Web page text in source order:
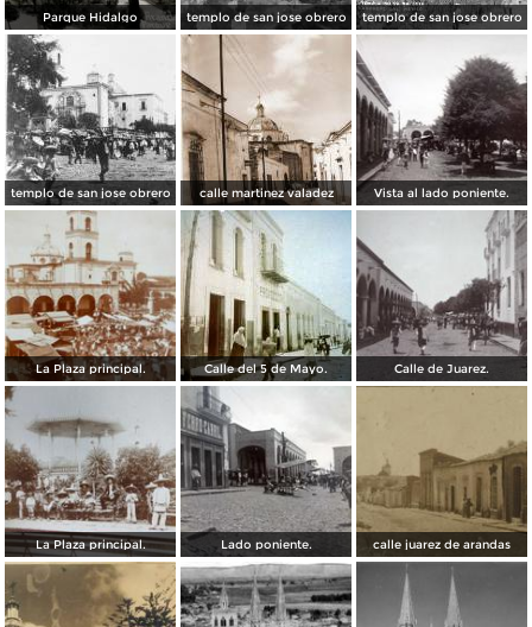
Parque Hidalgo templo de san jose obrero templo de san jose obrero
templo de san jose obrero calle martinez valadez Vista al lado poniente.
La Plaza principal. Calle del 5 de Mayo. Calle de Juarez.
La Plaza principal. Lado poniente. calle juarez de arandas